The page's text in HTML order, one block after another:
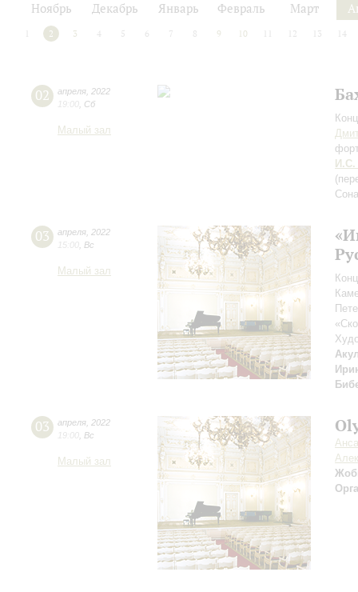
Ноябрь Декабрь Январь Февраль Март
2 3 4 5 6 7 8 9 10 12 13 14
02 апреля 2022
19:00 Сб
Малый зал
И.С.
03 апреля 2022
15:00 Вс
Малый зал
03 апреля 2022
19:00 Вс
Малый зал